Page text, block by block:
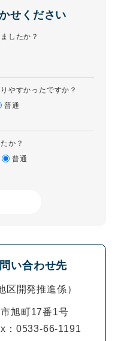
せください
したか？
やすかったですか？
普通
か？
普通
い合わせ先
区開発推進係
旭町17番1号
：0533-66-1191